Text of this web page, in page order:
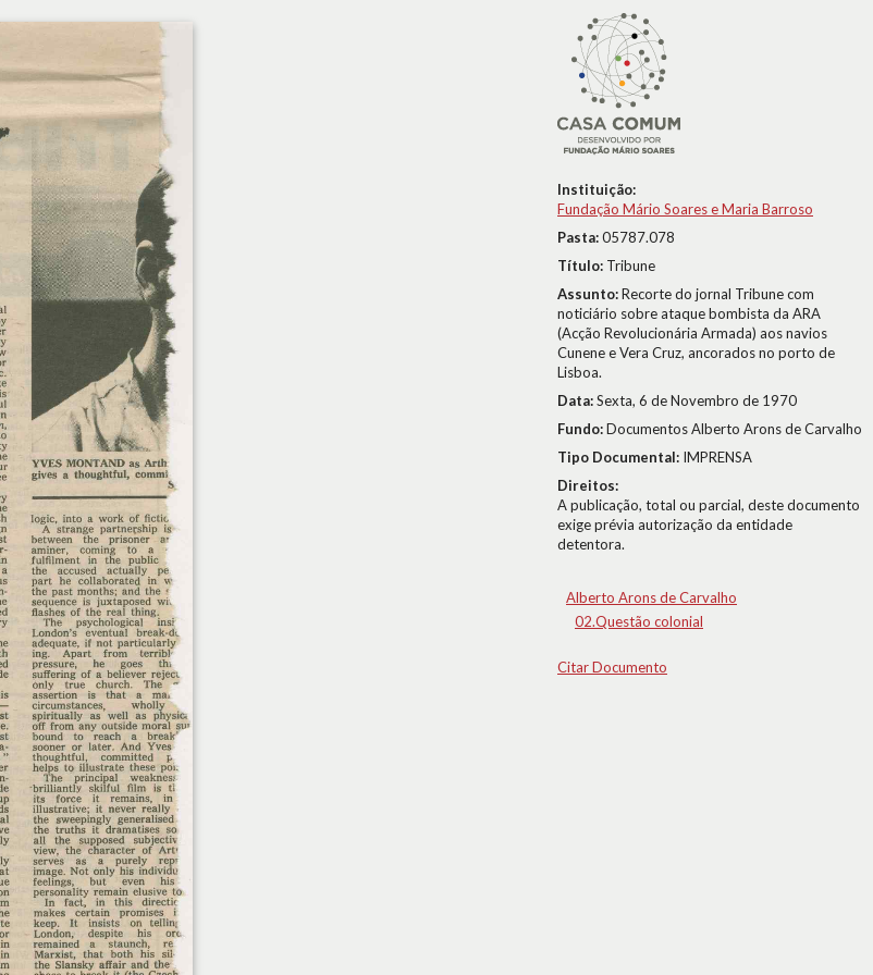
Instituição:
Fundação Mário Soares e Maria Barroso
Pasta:05787.078
Título: Tribune
Assunto:Recorte do jornal Tribune com
noticiário sobre ataque bombista da ARA
(Acção Revolucionária Armada) aos navios
Cunene e Vera Cruz, ancorados no porto de
Lisboa.
Data:Sexta, 6 de Novembro de 1970
Fundo:Documentos Alberto Arons de Carvalho
Tipo Documental: IMPRENSA
Direitos:
A publicação, total ou parcial, deste documento
exige prévia autorização da entidade
detentora.
Alberto Arons de Carvalho
02.Questão colonial
Citar Documento